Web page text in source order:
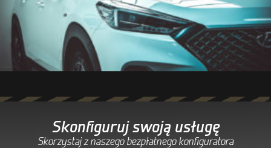
Skonfiguruj swoją usługę
Skorzystaj z naszego bezpłatnego konfiguratora